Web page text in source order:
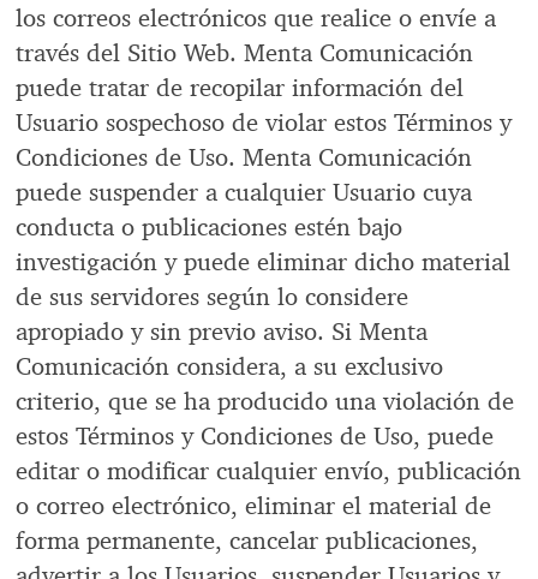
los correos electrónicos que realice o envíe a
través del Sitio Web. Menta Comunicación
puede tratar de recopilar información del
Usuario sospechoso de violar estos Términos y
Condiciones de Uso. Menta Comunicación
puede suspender a cualquier Usuario cuya
conducta o publicaciones estén bajo
investigación y puede eliminar dicho material
de sus servidores según lo considere
apropiado y sin previo aviso. Si Menta
Comunicación considera, a su exclusivo
criterio, que se ha producido una violación de
estos Términos y Condiciones de Uso, puede
editar o modificar cualquier envío, publicación
o correo electrónico, eliminar el material de
forma permanente, cancelar publicaciones,